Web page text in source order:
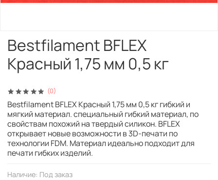
(0)
Наличие: Под заказ
Bestfilament BFLEX
Красный 1,75 мм 0,5 кг
Bestfilament BFLEX Красный 1,75 мм 0,5 кг гибкий и
мягкий материал. специальный гибкий материал, по
свойствам похожий на твердый силикон. BFLEX
открывает новые возможности в 3D-печати по
технологии FDM. Материал идеально подходит для
печати гибких изделий.